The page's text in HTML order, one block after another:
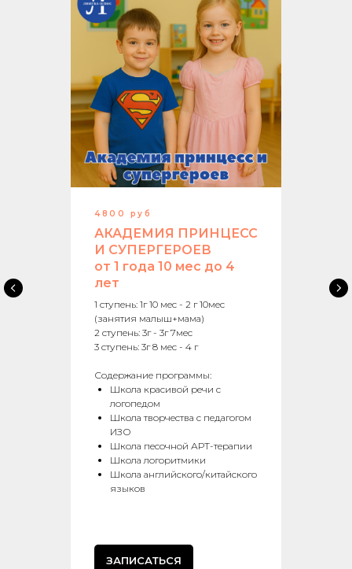
4800 руб
АКАДЕМИЯ ПРИНЦЕСС
И СУПЕРГЕРОЕВ
от 1 года 10 мес до 4
лет
1 ступень: 1г 10 мес - 2 г 10мес
(занятия малыш+мама)
2 ступень: 3г - 3г 7мес
3 ступень: 3г 8 мес - 4 г
Содержание программы:
Школа красивой речи с
логопедом
Школа творчества с педагогом
ИЗО
Школа песочной АРТ-терапии
Школа логоритмики
Школа английского/китайского
языков
ЗАПИСАТЬСЯ